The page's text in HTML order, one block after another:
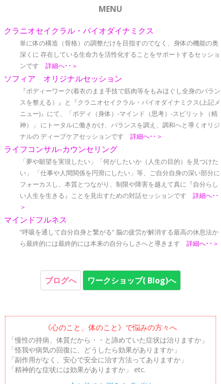
MENU
クラニオセイクラル・バイオダイナミクス
単に体の構造（骨格）の調整だけを目指すのでなく、身体の機能の奥
深くに 存在している生命力を活性化することをサポートするセッショ
ンです 詳細へ･･＞
ソフィア オリジナルセッション
『ボディーワーク(着衣のまま手技で筋肉等をもみほぐし全身のバラン
スを整える）』と『クラニオセイクラル・バイオダイナミクス(上記メ
ニュー)』にて、「ボディ（身体）-マインド（思考）-スピリット（精
神）」 にトータルに働きかけ、バランスを調え、調和へと導くオリジ
ナルの ディープケアセッションです 詳細へ･･＞
ライフコンサル-カウンセリング
「夢や願望を実現したい」「何がしたいか（人生の目的）を見つけた
い」 「仕事や人間関係を円滑にしたい」等、ご自分自身の深い部分に
フォーカスし、本質とつながり、制限や障害を越えて真に『自分らし
い人生を生きる』ことを見出すための対話セッションです 詳細へ･･
＞
マインドフルネス
”呼吸を通して自分自身と繋がる” 脳の疲労が解消する最高の休息法か
ら最終的には最終的には本来の自分らしさへと導きます 詳細へ･･＞
ブログへ ワークショップ( Blog)へ
《心のこと、体のこと》で悩みの方々へ
「慢性の持病、体質だから・・と諦めていた症状は治りますか」
「怪我や病気の回復に、どうしたら効果がありますか」
「副作用がなく、安心で安全に治す方法ってありますか」
「精神的な症状には効果がありますか」 etc.